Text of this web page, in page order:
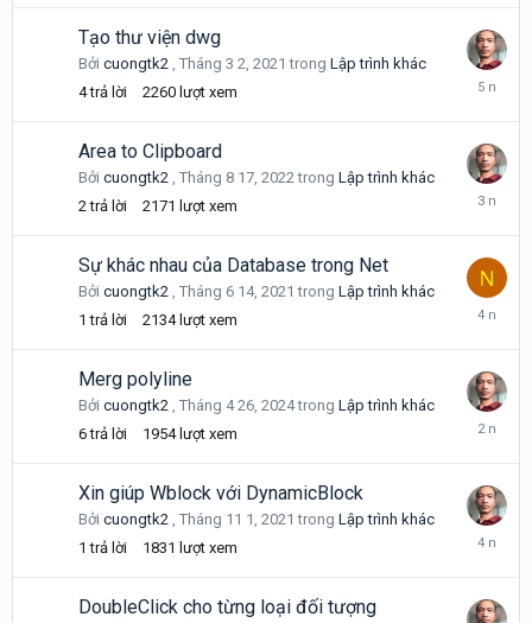
2022
Tạo thư viện dwg
Bởi cuongtk2 , Tháng 3 2, 2021trong Lập trình khác
4 trả lời 2260 lượt xem
Tháng
2021
Area to Clipboard
Bởi cuongtk2 , Tháng 8 17, 2022trong Lập trình khác
2 trả lời 2171 lượt xem
Tháng
2022
Sự khác nhau của Database trong Net
Bởi cuongtk2 , Tháng 6 14, 2021trong Lập trình khác
1 trả lời 2134 lượt xem
Tháng
2022
Merg polyline
Bởi cuongtk2 , Tháng 4 26, 2024trong Lập trình khác
6 trả lời 1954 lượt xem
Tháng
2024
Xin giúp Wblock với DynamicBlock
Bởi cuongtk2 , Tháng 11 1, 2021trong Lập trình khác
1 trả lời 1831 lượt xem
Tháng
2021
DoubleClick cho từng loại đối tượng